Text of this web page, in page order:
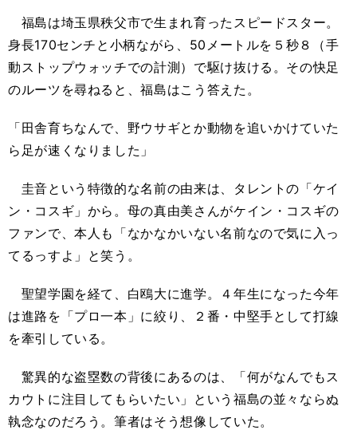
福島は埼玉県秩父市で生まれ育ったスピードスター。
身長170センチと小柄ながら、50メートルを５秒８（手
動ストップウォッチでの計測）で駆け抜ける。その快足
のルーツを尋ねると、福島はこう答えた。
「田舎育ちなんで、野ウサギとか動物を追いかけていた
ら足が速くなりました」
圭音という特徴的な名前の由来は、タレントの「ケイ
ン・コスギ」から。母の真由美さんがケイン・コスギの
ファンで、本人も「なかなかいない名前なので気に入っ
てるっすよ」と笑う。
聖望学園を経て、白鴎大に進学。４年生になった今年
は進路を「プロ一本」に絞り、２番・中堅手として打線
を牽引している。
驚異的な盗塁数の背後にあるのは、「何がなんでもス
カウトに注目してもらいたい」という福島の並々ならぬ
執念なのだろう。筆者はそう想像していた。